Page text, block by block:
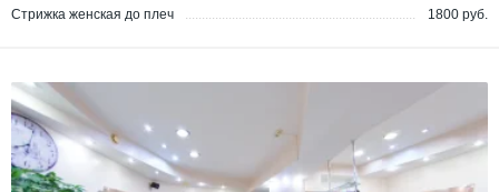
Стрижка женская до плеч
1800 руб.